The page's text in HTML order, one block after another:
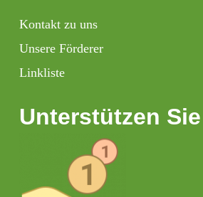
Kontakt zu uns
Unsere Förderer
Linkliste
Unterstützen